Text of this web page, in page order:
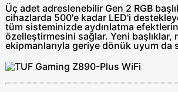
Üç adet adreslenebilir Gen 2 RGB
cihazlarda 500'e kadar LED'i
tüm sisteminizde aydınlatma
özelleştirmesini sağlar. Yeni başlıklar,
ekipmanlarıyla geriye dönük uyum da